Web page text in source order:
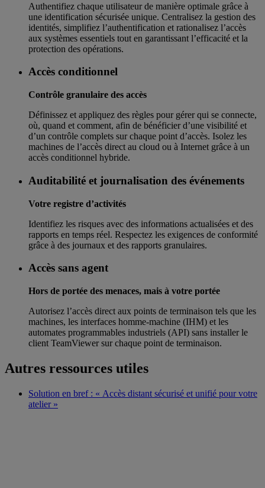
Authentifiez chaque utilisateur de manière optimale grâce à
une identification sécurisée unique. Centralisez la gestion des
identités, simplifiez l’authentification et rationalisez l’accès
aux systèmes essentiels tout en garantissant l’efficacité et la
protection des opérations.
Accès conditionnel
Contrôle granulaire des accès
Définissez et appliquez des règles pour gérer qui se connecte,
où, quand et comment, afin de bénéficier d’une visibilité et
d’un contrôle complets sur chaque point d’accès. Isolez les
machines de l’accès direct au cloud ou à Internet grâce à un
accès conditionnel hybride.
Auditabilité et journalisation des événements
Votre registre d’activités
Identifiez les risques avec des informations actualisées et des
rapports en temps réel. Respectez les exigences de conformité
grâce à des journaux et des rapports granulaires.
Accès sans agent
Hors de portée des menaces, mais à votre portée
Autorisez l’accès direct aux points de terminaison tels que les
machines, les interfaces homme-machine (IHM) et les
automates programmables industriels (API) sans installer le
client TeamViewer sur chaque point de terminaison.
Autres ressources utiles
Solution en bref : « Accès distant sécurisé et unifié pour votre
atelier »